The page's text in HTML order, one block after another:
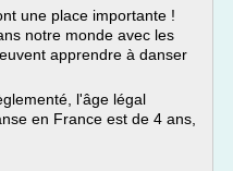
une place importante !
notre monde avec les
apprendre à danser
l'âge légal
en France est de 4 ans,